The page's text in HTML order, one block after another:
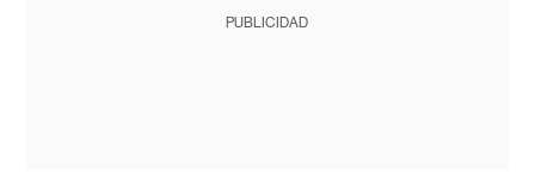
PUBLICIDAD